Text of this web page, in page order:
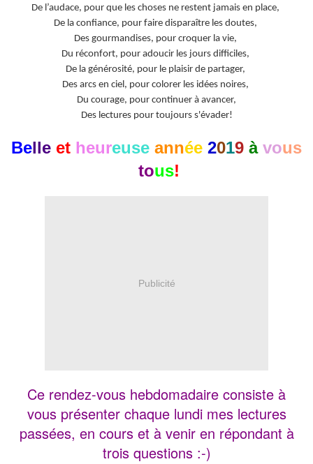
De l’audace, pour que les choses ne restent jamais en place,
De la confiance, pour faire disparaître les doutes,
Des gourmandises, pour croquer la vie,
Du réconfort, pour adoucir les jours difficiles,
De la générosité, pour le plaisir de partager,
Des arcs en ciel, pour colorer les idées noires,
Du courage, pour continuer à avancer,
Des lectures pour toujours s'évader!
Belle et heureuse année 2019 à vous
tous!
Publicité
Ce rendez-vous hebdomadaire consiste à
vous présenter chaque lundi mes lectures
passées, en cours et à venir en répondant à
trois questions :-)